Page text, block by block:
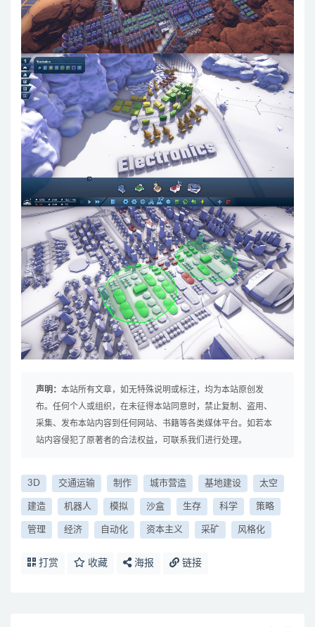
声明： 本站所有文章，如无特殊说明或标注，均为本站原创发
布。任何个人或组织，在未征得本站同意时，禁止复制、盗用、
采集、发布本站内容到任何网站、书籍等各类媒体平台。如若本
站内容侵犯了原著者的合法权益，可联系我们进行处理。
3D 交通运输 制作 城市营造 基地建设 太空
建造 机器人 模拟 沙盒 生存 科学 策略
管理 经济 自动化 资本主义 采矿 风格化
打赏 收藏 海报 链接